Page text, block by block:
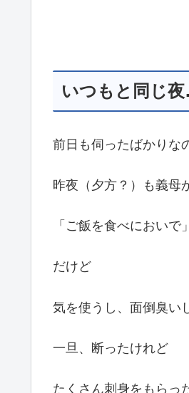
いつもと同じ
前日も伺ったばかりな
昨夜（夕方？）も義母
「ご飯を食べにおい
だけど
気を使うし、面倒臭い
一旦、断ったけれど
たくさん刺身をもらっ